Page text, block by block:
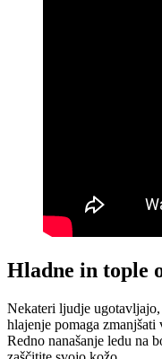
Hladne in tople
Nekateri ljudje
hlajenje pomaga
Redno nanašanje ledu na